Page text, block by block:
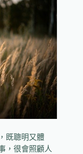
既聰明又體
，很會照顧人